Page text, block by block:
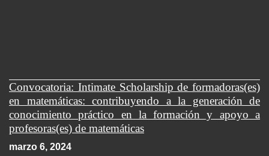
Convocatoria: Intimate Scholarship de formadoras(es)
en matemáticas: contribuyendo a la generación de
conocimiento práctico en la formación y apoyo a
profesoras(es) de matemáticas
marzo 6, 2024